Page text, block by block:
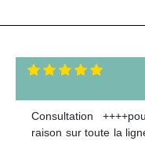
Consultation
raison sur toute la